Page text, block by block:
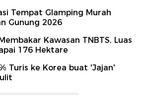
Tempat Glamping Murah
Gunung 2026
Kawasan TNBTS, Luas
176 Hektare
Turis ke Korea buat 'Jajan'